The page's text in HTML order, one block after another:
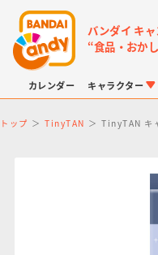
バンダイ キ
“食品・おか
カレンダー キャラクター
プ
トップ TinyTAN TinyTAN キ